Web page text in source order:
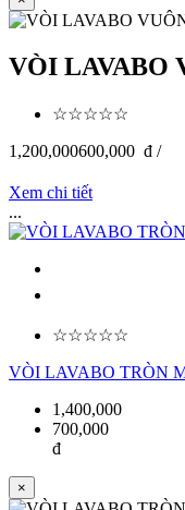
VÒI LAVABO
☆☆☆☆☆
1,200,000600,000 đ /
Xem chi tiết
...
☆☆☆☆☆
VÒI LAVABO TRÒN
1,400,000
700,000
đ
×